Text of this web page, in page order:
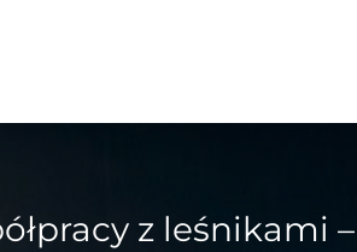
z leśnikami –